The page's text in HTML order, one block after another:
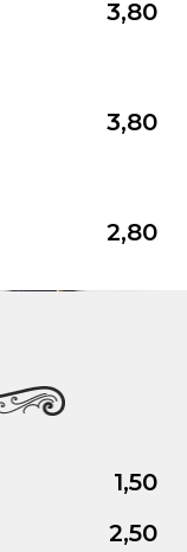
3,80
3,80
2,80
1,50
2,50